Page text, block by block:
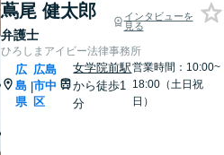
蔦尾 健太郎
弁護士
インタビューを
見る
ひろしまアイビー法律事務所
広
島
県
|
広島
市中
区
女学院前駅
から徒歩1
分
営業時間：10:00~
18:00（土日祝
日）